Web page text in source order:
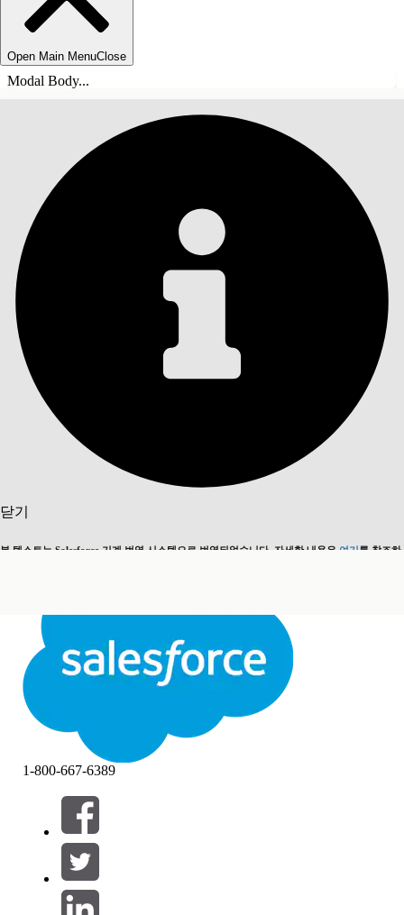
Open Main MenuClose
Modal Body...
닫기
본 텍스트는 Salesforce 기계 번역 시스템으로 번역되었습니다. 자세한 내용은 여기를 참조하
닫기닫기
목차
필터 (0)
필터 선택
제품 영역
1-800-667-6389